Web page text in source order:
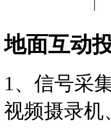
地面互动
1、信号采
视频摄录机